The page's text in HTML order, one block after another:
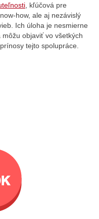
, kľúčová pre
how, ale aj nezávislý
Ich úloha je nesmierne
objaviť vo všetkých
tejto spolupráce.